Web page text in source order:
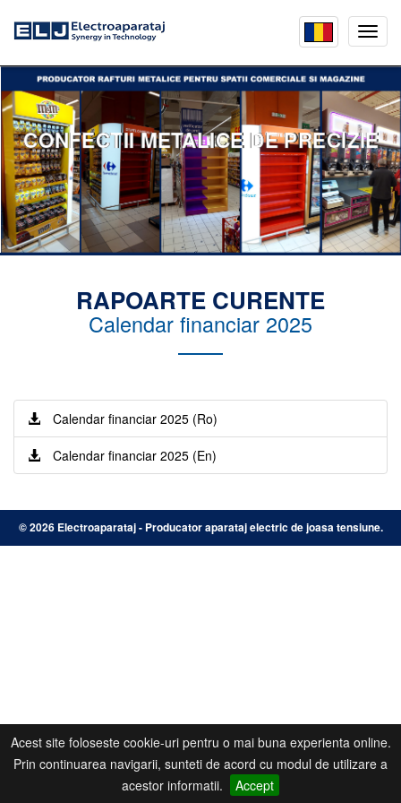
Acest site foloseste cookie-uri pentru o mai buna experienta online.
Prin continuarea navigarii, sunteti de acord cu modul de utilizare a
acestor informatii.
Accept
menu
CONFECTII METALICE DE PRECIZIE
RAPOARTE CURENTE
Calendar financiar 2025
Calendar financiar 2025 (Ro)
Calendar financiar 2025 (En)
©2026 Electroaparataj - Producator aparataj electric de joasa tensiune.